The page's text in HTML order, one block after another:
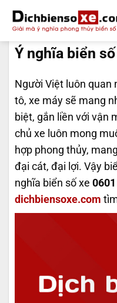
qua
nội
dungÝ nghĩa biển
Người Việt luôn quan
tô, xe máy sẽ mang
biệt, gắn liền với vận
chủ xe luôn mong
hợp phong thủy,
đại cát, đại lợi. Vậy
nghĩa biển số xe 0601
dichbiensoxe.com